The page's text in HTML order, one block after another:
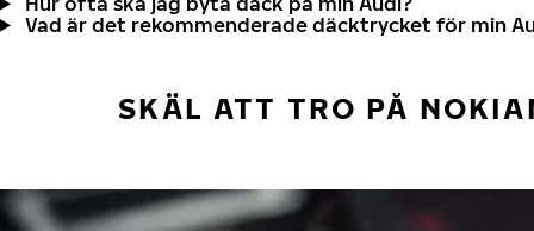
Vad är det rekommenderade däcktrycket för min
SKÄL ATT TRO PÅ